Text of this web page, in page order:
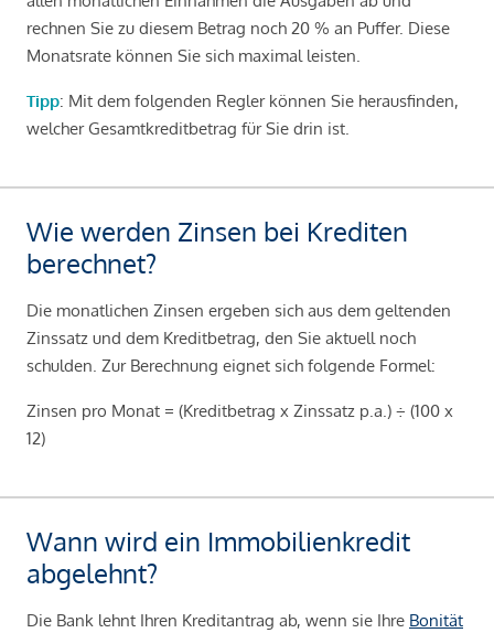
rechnen Sie zu diesem Betrag noch 20 % an Puffer. Diese
Monatsrate können Sie sich maximal leisten.
Tipp: Mit dem folgenden Regler können Sie herausfinden,
welcher Gesamtkreditbetrag für Sie drin ist.
Wie werden Zinsen bei Krediten
berechnet?
Die monatlichen Zinsen ergeben sich aus dem geltenden
Zinssatz und dem Kreditbetrag, den Sie aktuell noch
schulden. Zur Berechnung eignet sich folgende Formel:
Zinsen pro Monat = (Kreditbetrag x Zinssatz p.a.) ÷ (100 x
12)
Wann wird ein Immobilienkredit
abgelehnt?
Die Bank lehnt Ihren Kreditantrag ab, wenn sie Ihre Bonität